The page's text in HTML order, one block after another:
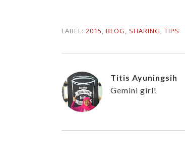
LABEL: 2015, BLOG, SHARING, TIPS
Titis Ayuningsih
Gemini girl!